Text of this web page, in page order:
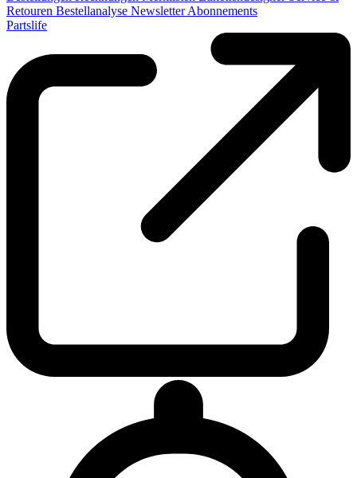
Retouren Bestellanalyse NewsletterAbonnements
Partslife